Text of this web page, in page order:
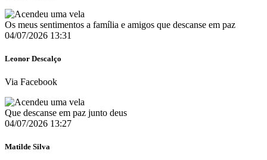
Os meus sentimentos a família e amigos que descanse em paz
04/07/2026 13:31
Leonor Descalço
Via Facebook
Que descanse em paz junto deus
04/07/2026 13:27
Matilde Silva